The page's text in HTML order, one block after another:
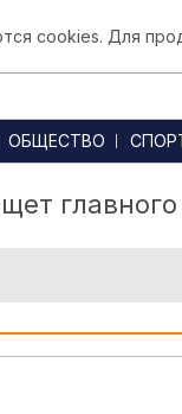
ОБЩЕСТВО
cookies. Для